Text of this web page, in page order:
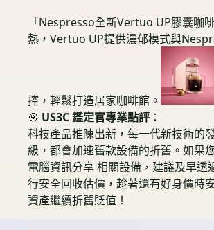
「Nespresso全新Vertuo UP膠囊咖
熱，Vertuo UP提供濃郁模式與
控，輕鬆打造居家咖啡館。
🎯 US3C 鑑定官專業點評 ：
科技產品推陳出新，每一代新技術的
級，都會加速舊款設備的折舊。如果
電腦資訊分享 相關設備，建議及早透
行安全回收估價，趁著還有好身價時
資產繼續折舊貶值！